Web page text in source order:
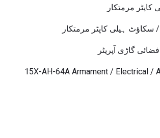
گاڑی آپریٹر
15X-AH-64A Armament / Electrical /